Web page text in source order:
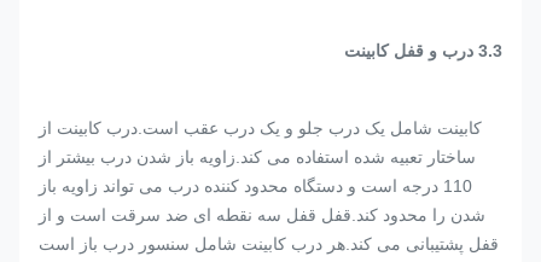
3.3 درب و قفل کابینت
کابینت شامل یک درب جلو و یک درب عقب است.درب کابینت از
ساختار تعبیه شده استفاده می کند.زاویه باز شدن درب بیشتر از
110 درجه است و دستگاه محدود کننده درب می تواند زاویه باز
شدن را محدود کند.قفل قفل سه نقطه ای ضد سرقت است و از
قفل پشتیبانی می کند.هر درب کابینت شامل سنسور درب باز است